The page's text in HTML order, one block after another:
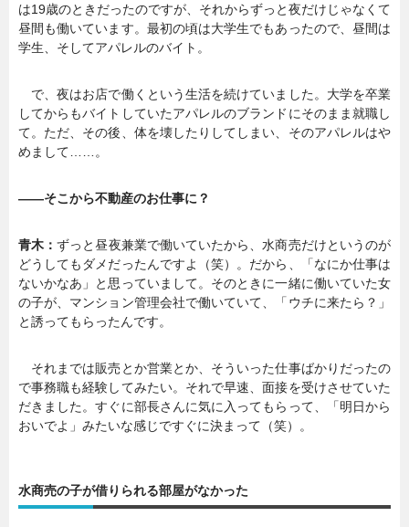
は19歳のときだったのですが、それからずっと夜だけじゃなくて
昼間も働いています。最初の頃は大学生でもあったので、昼間は
学生、そしてアパレルのバイト。
で、夜はお店で働くという生活を続けていました。大学を卒業
してからもバイトしていたアパレルのブランドにそのまま就職し
て。ただ、その後、体を壊したりしてしまい、そのアパレルはや
めまして……。
――そこから不動産のお仕事に？
青木：ずっと昼夜兼業で働いていたから、水商売だけというのが
どうしてもダメだったんですよ（笑）。だから、「なにか仕事は
ないかなあ」と思っていまして。そのときに一緒に働いていた女
の子が、マンション管理会社で働いていて、「ウチに来たら？」
と誘ってもらったんです。
それまでは販売とか営業とか、そういった仕事ばかりだったの
で事務職も経験してみたい。それで早速、面接を受けさせていた
だきました。すぐに部長さんに気に入ってもらって、「明日から
おいでよ」みたいな感じですぐに決まって（笑）。
水商売の子が借りられる部屋がなかった